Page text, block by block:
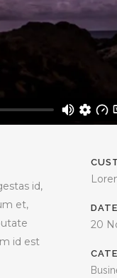
id,
et,
id est
DATE
20